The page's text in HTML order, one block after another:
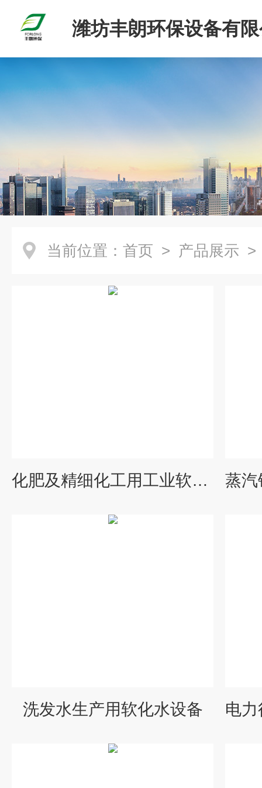
潍坊丰朗环保设备有
当前位置： 首页 > 产品展示
化肥及精细化工用工业软化水设备订制厂家
洗发水生产用软化水设备